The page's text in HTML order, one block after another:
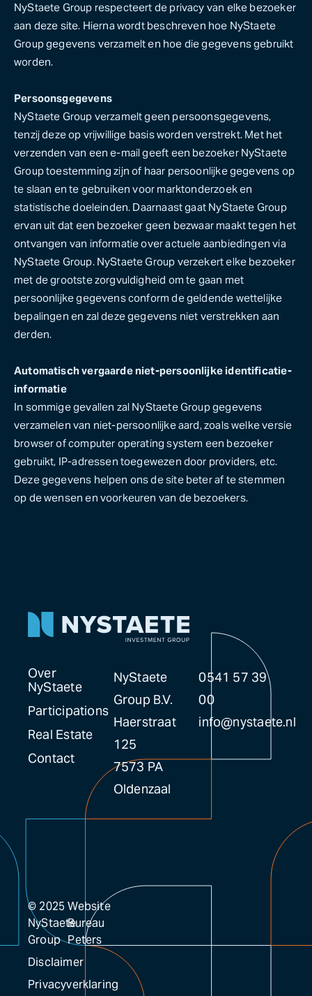
NyStaete Group respecteert de privacy van elke bezoeker
aan deze site. Hierna wordt beschreven hoe NyStaete
Group gegevens verzamelt en hoe die gegevens gebruikt
worden.
Persoonsgegevens
NyStaete Group verzamelt geen persoonsgegevens,
tenzij deze op vrijwillige basis worden verstrekt. Met het
verzenden van een e-mail geeft een bezoeker NyStaete
Group toestemming zijn of haar persoonlijke gegevens op
te slaan en te gebruiken voor marktonderzoek en
statistische doeleinden. Daarnaast gaat NyStaete Group
ervan uit dat een bezoeker geen bezwaar maakt tegen het
ontvangen van informatie over actuele aanbiedingen via
NyStaete Group. NyStaete Group verzekert elke bezoeker
met de grootste zorgvuldigheid om te gaan met
persoonlijke gegevens conform de geldende wettelijke
bepalingen en zal deze gegevens niet verstrekken aan
derden.
Automatisch vergaarde niet-persoonlijke identificatie-
informatie
In sommige gevallen zal NyStaete Group gegevens
verzamelen van niet-persoonlijke aard, zoals welke versie
browser of computer operating system een bezoeker
gebruikt, IP-adressen toegewezen door providers, etc.
Deze gegevens helpen ons de site beter af te stemmen
op de wensen en voorkeuren van de bezoekers.
Over
NyStaete
Participations
Real Estate
Contact
NyStaete
Group B.V.
Haerstraat
125
7573 PA
Oldenzaal
0541 57 39
00
info@nystaete.nl
© 2025
NyStaete
Group
Disclaimer
Privacyverklaring
Website
Bureau
Peters